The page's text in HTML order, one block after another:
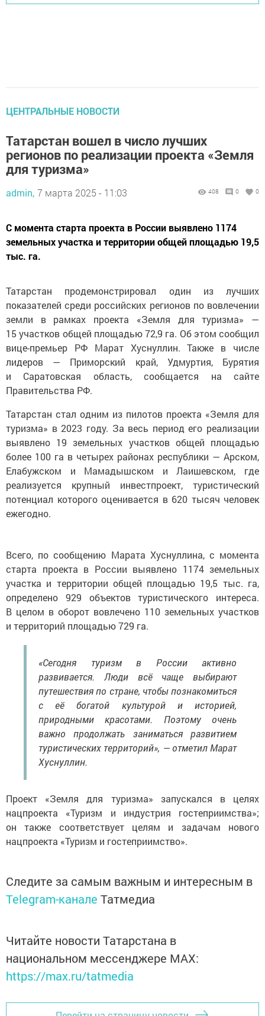
ЦЕНТРАЛЬНЫЕ НОВОСТИ
Татарстан вошел в число лучших
регионов по реализации проекта «Земля
для туризма»
admin, 7 марта 2025 - 11:03 408 0 0
С момента старта проекта в России выявлено 1174
земельных участка и территории общей площадью 19,5
тыс. га.
Татарстан продемонстрировал один из лучших
показателей среди российских регионов по вовлечении
земли в рамках проекта «Земля для туризма» —
15 участков общей площадью 72,9 га. Об этом сообщил
вице-премьер РФ Марат Хуснуллин. Также в числе
лидеров — Приморский край, Удмуртия, Бурятия
и Саратовская область, сообщается на сайте
Правительства РФ.
Татарстан стал одним из пилотов проекта «Земля для
туризма» в 2023 году. За весь период его реализации
выявлено 19 земельных участков общей площадью
более 100 га в четырех районах республики — Арском,
Елабужском и Мамадышском и Лаишевском, где
реализуется крупный инвестпроект, туристический
потенциал которого оценивается в 620 тысяч человек
ежегодно.
Всего, по сообщению Марата Хуснуллина, с момента
старта проекта в России выявлено 1174 земельных
участка и территории общей площадью 19,5 тыс. га,
определено 929 объектов туристического интереса.
В целом в оборот вовлечено 110 земельных участков
и территорий площадью 729 га.
«Сегодня туризм в России активно
развивается. Люди всё чаще выбирают
путешествия по стране, чтобы познакомиться
с её богатой культурой и историей,
природными красотами. Поэтому очень
важно продолжать заниматься развитием
туристических территорий», — отметил Марат
Хуснуллин.
Проект «Земля для туризма» запускался в целях
нацпроекта «Туризм и индустрия гостеприимства»;
он также соответствует целям и задачам нового
нацпроекта «Туризм и гостеприимство».
Следите за самым важным и интересным в
Telegram-канале Татмедиа
Читайте новости Татарстана в
национальном мессенджере MАХ:
https://max.ru/tatmedia